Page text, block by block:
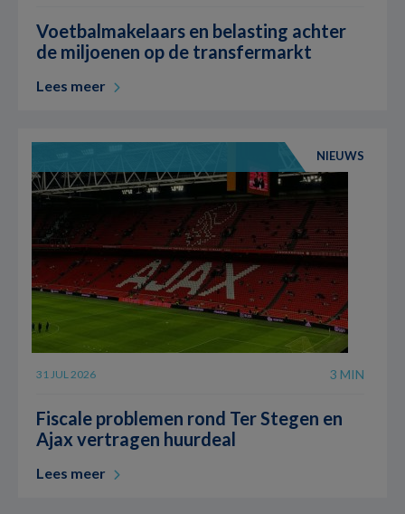
Voetbalmakelaars en belasting achter
de miljoenen op de transfermarkt
Lees meer
NIEUWS
31 JUL 2026 3 MIN
Fiscale problemen rond Ter Stegen en
Ajax vertragen huurdeal
Lees meer